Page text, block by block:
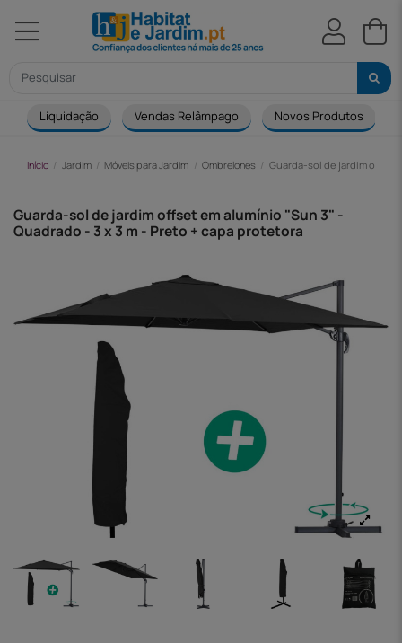
Liquidação Vendas Relâmpago Novos Produtos
Início Jardim Móveis para Jardim Ombrelones Guarda-sol de jardim offset
Guarda-sol de jardim offset em alumínio "Sun 3" -
Quadrado - 3 x 3 m - Preto + capa protetora